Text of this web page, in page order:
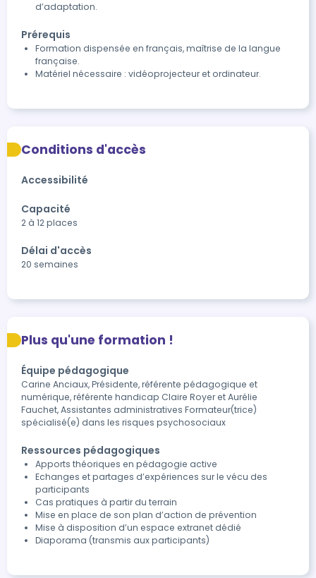
d’adaptation.
Prérequis
Formation dispensée en français, maîtrise de la langue
française.
Matériel nécessaire : vidéoprojecteur et ordinateur.
Conditions d'accès
Accessibilité
Capacité
2 à 12 places
Délai d'accès
20 semaines
Plus qu'une formation !
Équipe pédagogique
Carine Anciaux, Présidente, référente pédagogique et
numérique, référente handicap Claire Royer et Aurélie
Fauchet, Assistantes administratives Formateur(trice)
spécialisé(e) dans les risques psychosociaux
Ressources pédagogiques
Apports théoriques en pédagogie active
Echanges et partages d’expériences sur le vécu des
participants
Cas pratiques à partir du terrain
Mise en place de son plan d’action de prévention
Mise à disposition d’un espace extranet dédié
Diaporama (transmis aux participants)